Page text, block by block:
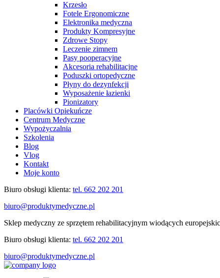
Krzesło
Fotele Ergonomiczne
Elektronika medyczna
Produkty Kompresyjne
Zdrowe Stopy
Leczenie zimnem
Pasy pooperacyjne
Akcesoria rehabilitacjne
Poduszki ortopedyczne
Płyny do dezynfekcji
Wyposażenie łazienki
Pionizatory
Placówki Opiekuńcze
Centrum Medyczne
Wypożyczalnia
Szkolenia
Blog
Vlog
Kontakt
Moje konto
Biuro obsługi klienta: tel. 662 202 201
biuro@produktymedyczne.pl
Sklep medyczny ze sprzętem rehabilitacyjnym wiodących
Biuro obsługi klienta: tel. 662 202 201
biuro@produktymedyczne.pl